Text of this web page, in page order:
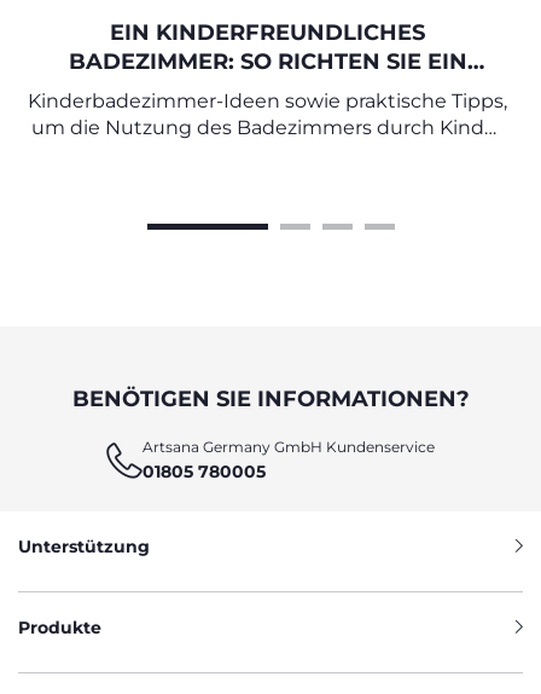
EIN KINDERFREUNDLICHES
BADEZIMMER: SO RICHTEN SIE EIN
KINDERBADEZIMMER EIN
Kinderbadezimmer-Ideen sowie praktische Tipps,
um die Nutzung des Badezimmers durch Kinder
BENÖTIGEN SIE INFORMATIONEN?
Artsana Germany GmbH Kundenservice
01805 780005
Unterstützung
Produkte